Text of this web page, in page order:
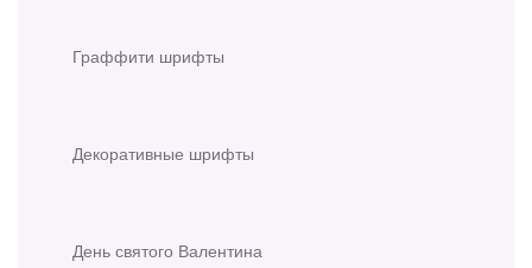
Граффити шрифты
Декоративные шрифты
День святого Валентина